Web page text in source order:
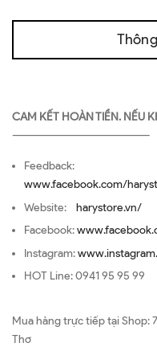
CAM KẾT HOÀN TIỀN. NẾU
—————————————————
Feedback:
www.facebook.com/
Website: harystore.vn/
Facebook:
Instagram:
HOT Line: 0941 95 95 99
Mua hàng trực tiếp tại Shop:
Thơ